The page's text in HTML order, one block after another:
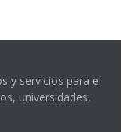
y servicios para el
universidades,